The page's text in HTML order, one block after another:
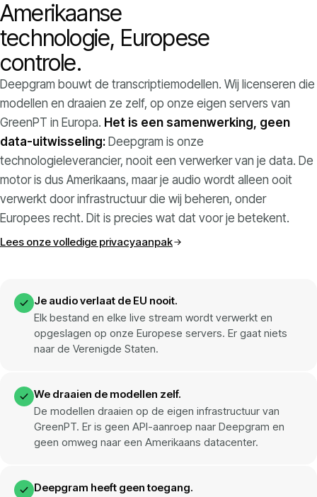
Amerikaanse
technologie, Europese
controle.
Deepgram bouwt de transcriptiemodellen. Wij licenseren die
modellen en draaien ze zelf, op onze eigen servers van
GreenPT in Europa. Het is een samenwerking, geen
data-uitwisseling: Deepgram is onze
technologieleverancier, nooit een verwerker van je data. De
motor is dus Amerikaans, maar je audio wordt alleen ooit
verwerkt door infrastructuur die wij beheren, onder
Europees recht. Dit is precies wat dat voor je betekent.
Lees onze volledige privacyaanpak
Je audio verlaat de EU nooit.
Elk bestand en elke live stream wordt verwerkt en
opgeslagen op onze Europese servers. Er gaat niets
naar de Verenigde Staten.
We draaien de modellen zelf.
De modellen draaien op de eigen infrastructuur van
GreenPT. Er is geen API-aanroep naar Deepgram en
geen omweg naar een Amerikaans datacenter.
Deepgram heeft geen toegang.